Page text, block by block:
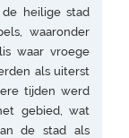
heilige stad
waaronder
waar vroege
als uiterst
tijden werd
gebied, wat
de stad als